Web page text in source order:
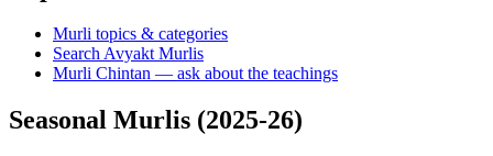
Murli topics & categories
Search Avyakt Murlis
Murli Chintan — ask about the teachings
Seasonal Murlis (2025-26)